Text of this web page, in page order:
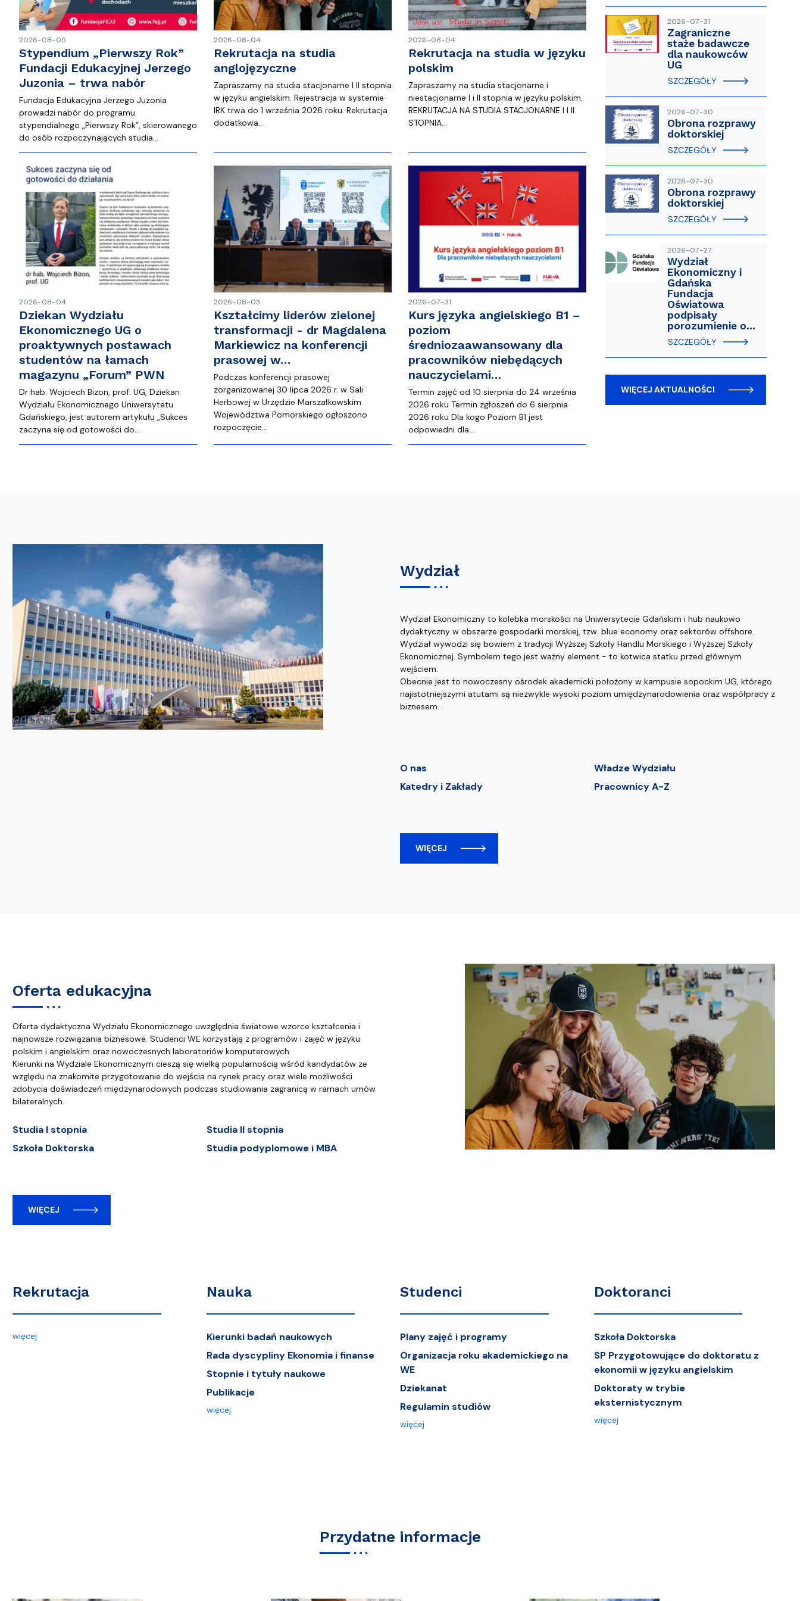
2026-08-05
Stypendium „Pierwszy Rok”
Fundacji Edukacyjnej Jerzego
Juzonia – trwa nabór
Fundacja Edukacyjna Jerzego Juzonia
prowadzi nabór do programu
stypendialnego „Pierwszy Rok”, skierowanego
do osób rozpoczynających studia…
2026-08-04
Rekrutacja na studia
anglojęzyczne
Zapraszamy na studia stacjonarne I II stopnia
w języku angielskim. Rejestracja w systemie
IRK trwa do 1 września 2026 roku. Rekrutacja
dodatkowa…
2026-08-04
Rekrutacja na studia w języku
polskim
Zapraszamy na studia stacjonarne i
niestacjonarne I i II stopnia w języku polskim.
REKRUTACJA NA STUDIA STACJONARNE I I II
STOPNIA…
2026-08-04
Dziekan Wydziału
Ekonomicznego UG o
proaktywnych postawach
studentów na łamach
magazynu „Forum” PWN
Dr hab. Wojciech Bizon, prof. UG, Dziekan
Wydziału Ekonomicznego Uniwersytetu
Gdańskiego, jest autorem artykułu „Sukces
zaczyna się od gotowości do…
2026-08-03
Kształcimy liderów zielonej
transformacji - dr Magdalena
Markiewicz na konferencji
prasowej w…
Podczas konferencji prasowej
zorganizowanej 30 lipca 2026 r. w Sali
Herbowej w Urzędzie Marszałkowskim
Województwa Pomorskiego ogłoszono
rozpoczęcie…
2026-07-31
Kurs języka angielskiego B1 –
poziom
średniozaawansowany dla
pracowników niebędących
nauczycielami…
Termin zajęć od 10 sierpnia do 24 września
2026 roku Termin zgłoszeń do 6 sierpnia
2026 roku Dla kogo Poziom B1 jest
odpowiedni dla…
2026-07-31
Zagraniczne
staże badawcze
dla naukowców
UG
SZCZEGÓŁY
2026-07-30
Obrona rozprawy
doktorskiej
SZCZEGÓŁY
2026-07-30
Obrona rozprawy
doktorskiej
SZCZEGÓŁY
2026-07-27
Wydział
Ekonomiczny i
Gdańska
Fundacja
Oświatowa
podpisały
porozumienie o…
SZCZEGÓŁY
WIĘCEJ AKTUALNOŚCI
Wydział
Wydział Ekonomiczny to kolebka morskości na Uniwersytecie Gdańskim i hub naukowo
dydaktyczny w obszarze gospodarki morskiej, tzw. blue economy oraz sektorów offshore.
Wydział wywodzi się bowiem z tradycji Wyższej Szkoły Handlu Morskiego i Wyższej Szkoły
Ekonomicznej. Symbolem tego jest ważny element - to kotwica statku przed głównym
wejściem.
Obecnie jest to nowoczesny ośrodek akademicki położony w kampusie sopockim UG, którego
najistotniejszymi atutami są niezwykle wysoki poziom umiędzynarodowienia oraz współpracy z
biznesem.
O nas
Władze Wydziału
Katedry i Zakłady
Pracownicy A-Z
WIĘCEJ
Oferta edukacyjna
Oferta dydaktyczna Wydziału Ekonomicznego uwzględnia światowe wzorce kształcenia i
najnowsze rozwiązania biznesowe. Studenci WE korzystają z programów i zajęć w języku
polskim i angielskim oraz nowoczesnych laboratoriów komputerowych.
Kierunki na Wydziale Ekonomicznym cieszą się wielką popularnością wśród kandydatów ze
względu na znakomite przygotowanie do wejścia na rynek pracy oraz wiele możliwości
zdobycia doświadczeń międzynarodowych podczas studiowania zagranicą w ramach umów
bilateralnych.
Studia I stopnia
Studia II stopnia
Szkoła Doktorska
Studia podyplomowe i MBA
WIĘCEJ
Rekrutacja
więcej
Nauka
Kierunki badań naukowych
Rada dyscypliny Ekonomia i finanse
Stopnie i tytuły naukowe
Publikacje
więcej
Studenci
Plany zajęć i programy
Organizacja roku akademickiego na
WE
Dziekanat
Regulamin studiów
więcej
Doktoranci
Szkoła Doktorska
SP Przygotowujące do doktoratu z
ekonomii w języku angielskim
Doktoraty w trybie
eksternistycznym
więcej
Przydatne informacje